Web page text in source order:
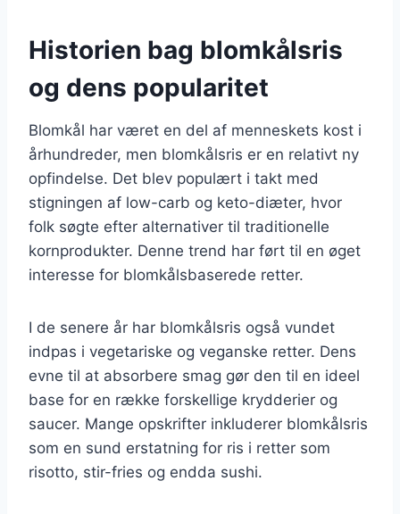
Historien bag blomkålsris
og dens popularitet
Blomkål har været en del af menneskets kost i
århundreder, men blomkålsris er en relativt ny
opfindelse. Det blev populært i takt med
stigningen af low-carb og keto-diæter, hvor
folk søgte efter alternativer til traditionelle
kornprodukter. Denne trend har ført til en øget
interesse for blomkålsbaserede retter.
I de senere år har blomkålsris også vundet
indpas i vegetariske og veganske retter. Dens
evne til at absorbere smag gør den til en ideel
base for en række forskellige krydderier og
saucer. Mange opskrifter inkluderer blomkålsris
som en sund erstatning for ris i retter som
risotto, stir-fries og endda sushi.